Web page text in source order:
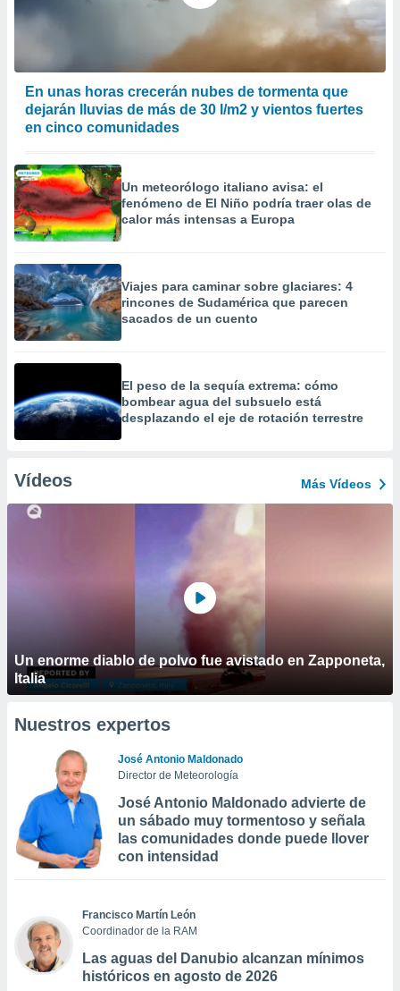
En unas horas crecerán nubes de tormenta que
dejarán lluvias de más de 30 l/m2 y vientos fuertes
en cinco comunidades
Un meteorólogo italiano avisa: el
fenómeno de El Niño podría traer olas de
calor más intensas a Europa
Viajes para caminar sobre glaciares: 4
rincones de Sudamérica que parecen
sacados de un cuento
El peso de la sequía extrema: cómo
bombear agua del subsuelo está
desplazando el eje de rotación terrestre
Vídeos Más Vídeos
Un enorme diablo de polvo fue avistado en Zapponeta,
Italia
Nuestros expertos
José Antonio Maldonado
Director de Meteorología
José Antonio Maldonado advierte de
un sábado muy tormentoso y señala
las comunidades donde puede llover
con intensidad
Francisco Martín León
Coordinador de la RAM
Las aguas del Danubio alcanzan mínimos
históricos en agosto de 2026